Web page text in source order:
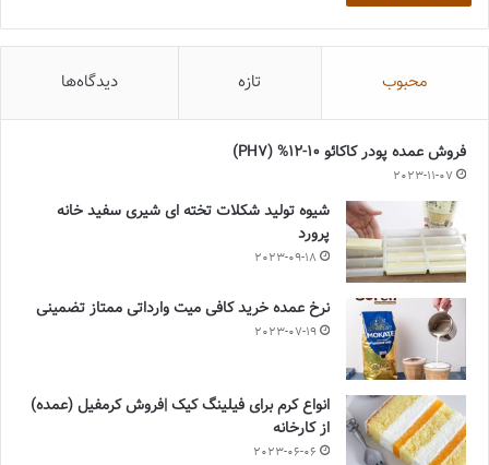
محبوب تازه دیدگاه‌ها
فروش عمده پودر کاکائو 10-12% (PH7)
2023-11-07
شیوه تولید شکلات تخته ای شیری سفید خانه
پرورد
2023-09-18
نرخ عمده خرید کافی میت وارداتی ممتاز تضمینی
2023-07-19
انواع کرم برای فیلینگ کیک |فروش کرمفیل (عمده)
از کارخانه
2023-06-06